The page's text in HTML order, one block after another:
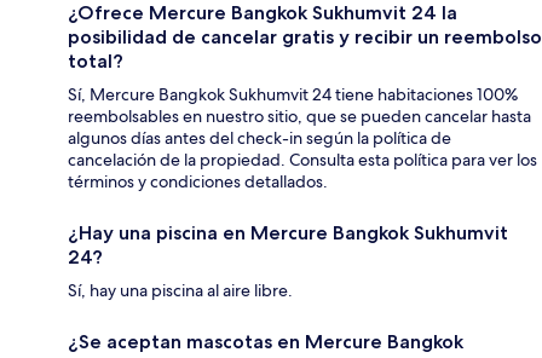
¿Ofrece Mercure Bangkok Sukhumvit 24 la
posibilidad de cancelar gratis y recibir un reembolso
total?
Sí, Mercure Bangkok Sukhumvit 24 tiene habitaciones 100%
reembolsables en nuestro sitio, que se pueden cancelar hasta
algunos días antes del check-in según la política de
cancelación de la propiedad. Consulta esta política para ver los
términos y condiciones detallados.
¿Hay una piscina en Mercure Bangkok Sukhumvit
24?
Sí, hay una piscina al aire libre.
¿Se aceptan mascotas en Mercure Bangkok